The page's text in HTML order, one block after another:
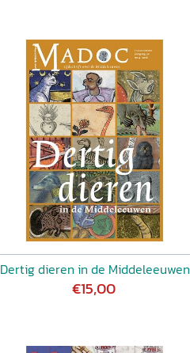
Dertig dieren in de Middeleeuwen
€15,00